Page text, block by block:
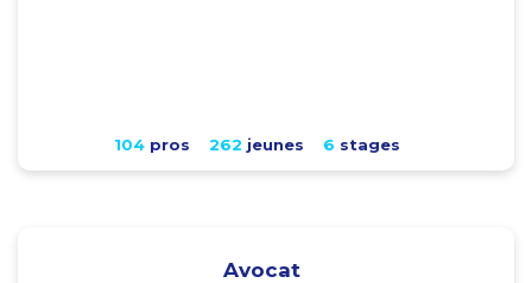
104pros 262 jeunes 6 stages
Avocat